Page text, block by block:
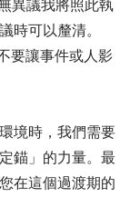
異議我將照此執
時可以釐清。
要讓事件或人影
境時，我們需要
錨」的力量。最
在這個過渡期的